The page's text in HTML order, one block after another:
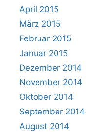
April 2015
März 2015
Februar 2015
Januar 2015
Dezember 2014
November 2014
Oktober 2014
September 2014
August 2014